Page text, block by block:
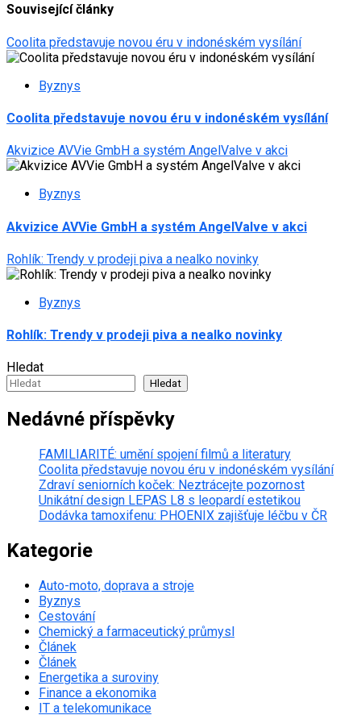
Související články
Coolita představuje novou éru v indonéském vysílání
Byznys
Coolita představuje novou éru v indonéském vysílání
Akvizice AVVie GmbH a systém AngelValve v akci
Byznys
Akvizice AVVie GmbH a systém AngelValve v akci
Rohlík: Trendy v prodeji piva a nealko novinky
Byznys
Rohlík: Trendy v prodeji piva a nealko novinky
Hledat
Hledat
Nedávné příspěvky
FAMILIARITÉ: umění spojení filmů a literatury
Coolita představuje novou éru v indonéském vysílání
Zdraví seniorních koček: Neztrácejte pozornost
Unikátní design LEPAS L8 s leopardí estetikou
Dodávka tamoxifenu: PHOENIX zajišťuje léčbu v ČR
Kategorie
Auto-moto, doprava a stroje
Byznys
Cestování
Chemický a farmaceutický průmysl
Článek
Článek
Energetika a suroviny
Finance a ekonomika
IT a telekomunikace